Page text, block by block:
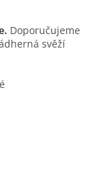
Doporučujeme
svěží